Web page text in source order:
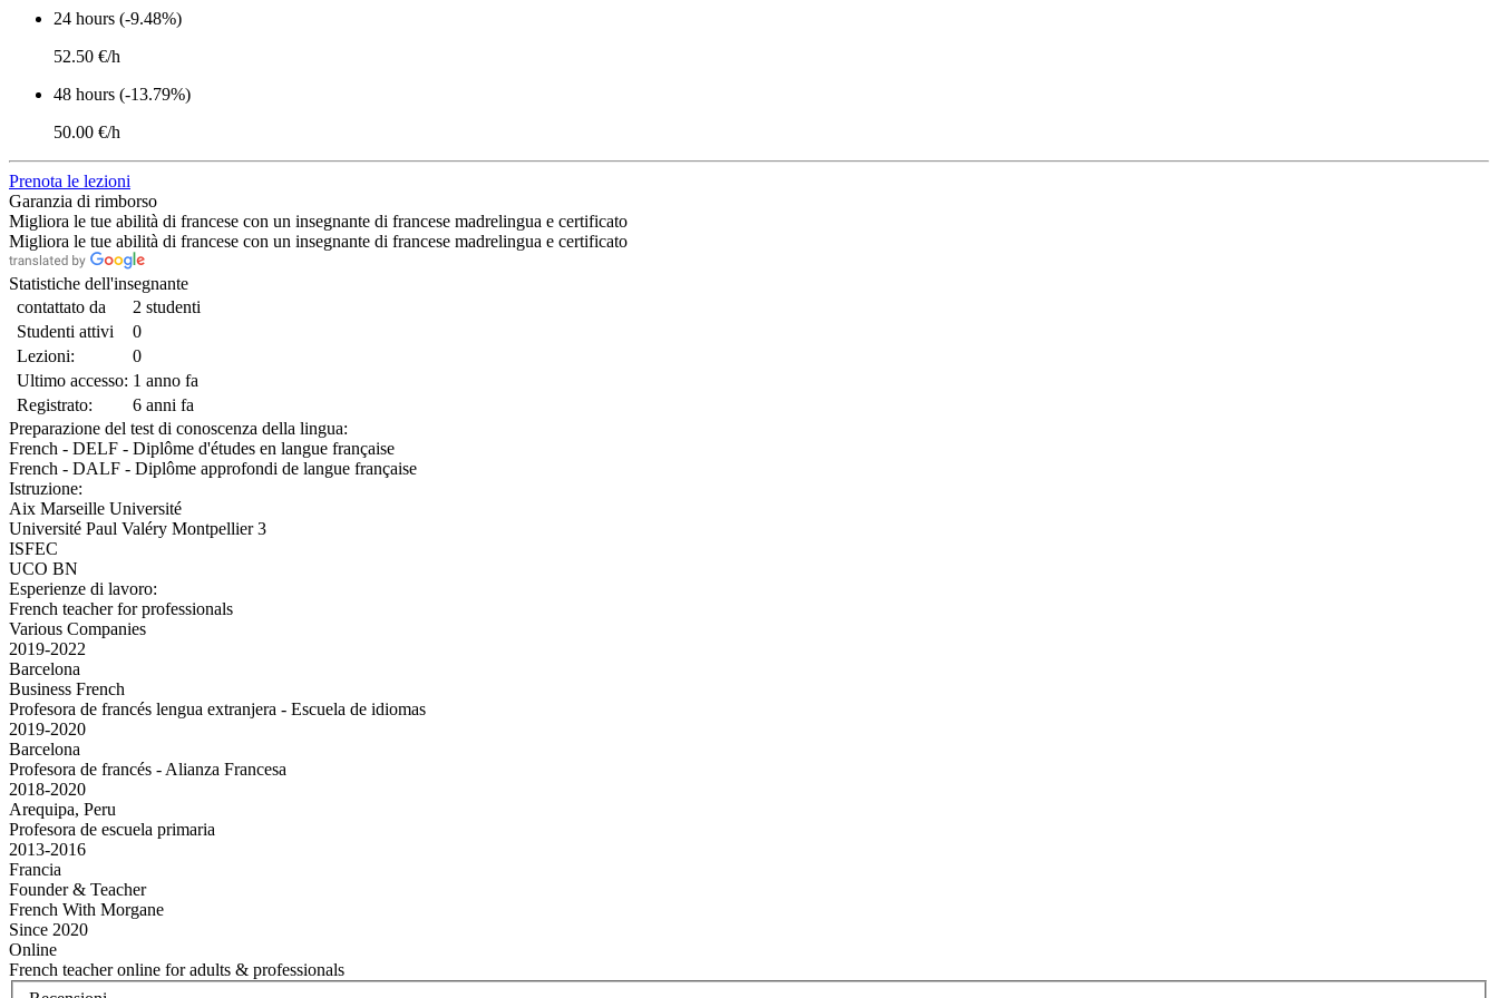
24 hours (-9.48%)
52.50 €/h
48 hours (-13.79%)
50.00 €/h
Prenota le lezioni
Garanzia di rimborso
Migliora le tue abilità di francese con un insegnante di francese madrelingua e certificato
Migliora le tue abilità di francese con un insegnante di francese madrelingua e certificato
Statistiche dell'insegnante
contattato da
2 studenti
Studenti attivi
0
Lezioni:
0
Ultimo accesso: 1 anno fa
Registrato:
6 anni fa
Preparazione del test di conoscenza della lingua:
French - DELF - Diplôme d'études en langue française
French - DALF - Diplôme approfondi de langue française
Istruzione:
Aix Marseille Université
Université Paul Valéry Montpellier 3
ISFEC
UCO BN
Esperienze di lavoro:
French teacher for professionals
Various Companies
2019-2022
Barcelona
Business French
Profesora de francés lengua extranjera - Escuela de idiomas
2019-2020
Barcelona
Profesora de francés - Alianza Francesa
2018-2020
Arequipa, Peru
Profesora de escuela primaria
2013-2016
Francia
Founder & Teacher
French With Morgane
Since 2020
Online
French teacher online for adults & professionals